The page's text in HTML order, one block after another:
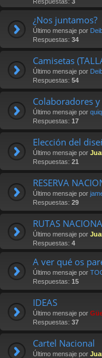
¿Nos juntamos?
Último mensaje por
Respuestas: 34
Camisetas
Último mensaje por
Respuestas: 54
Colaboradores
Último mensaje por
Respuestas: 17
Elección del
Último mensaje por
Respuestas: 21
RESERVA
Último mensaje por
Respuestas: 29
RUTAS
Último mensaje por
Respuestas: 4
A ver qué os
Último mensaje por
Respuestas: 15
IDEAS
Último mensaje por
Respuestas: 37
Cartel Nacional
Último mensaje por